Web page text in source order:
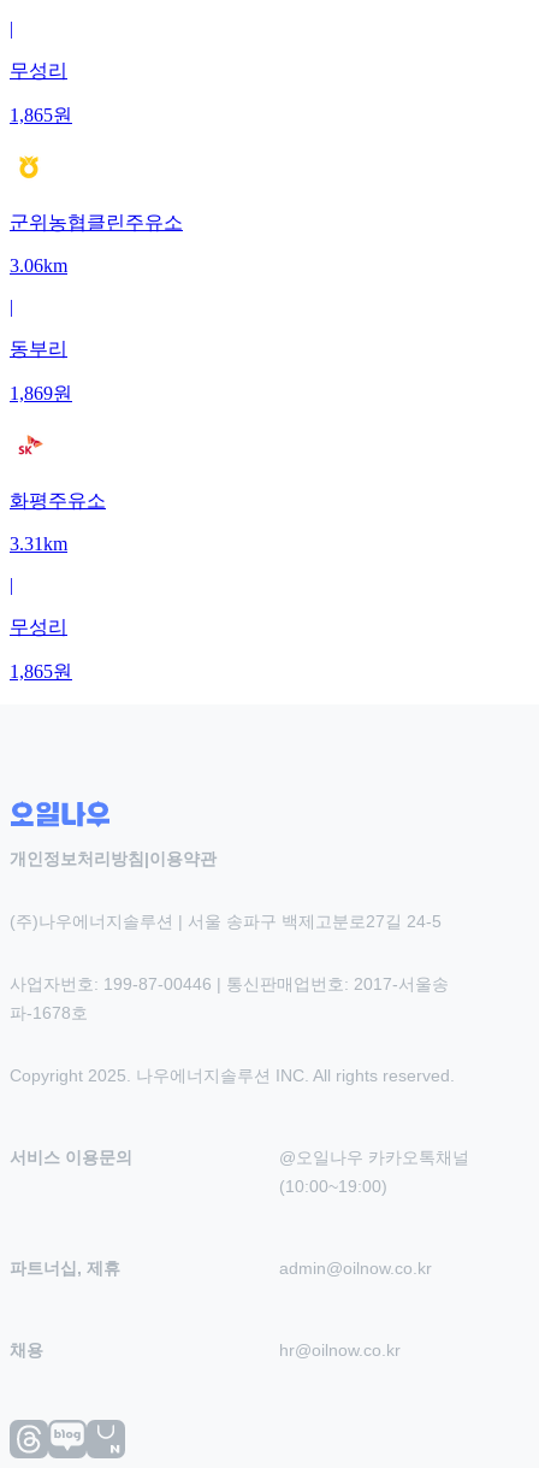
|
무성리
1,865원
군위농협클린주유소
3.06km
|
동부리
1,869원
화평주유소
3.31km
|
무성리
1,865원
개인정보처리방침 |이용약관
(주)나우에너지솔루션 | 서울 송파구 백제고분로27길 24-5
사업자번호: 199-87-00446 | 통신판매업번호: 2017-서울송
파-1678호
Copyright 2025. 나우에너지솔루션 INC. All rights reserved.
서비스 이용문의
@오일나우 카카오톡채널
(10:00~19:00)
파트너십, 제휴 admin@oilnow.co.kr
채용 hr@oilnow.co.kr